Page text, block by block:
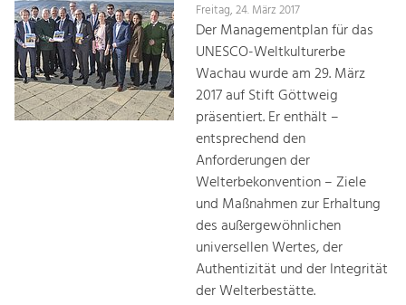
Freitag, 24. März 2017
Der Managementplan für das
UNESCO-Weltkulturerbe
Wachau wurde am 29. März
2017 auf Stift Göttweig
präsentiert. Er enthält –
entsprechend den
Anforderungen der
Welterbekonvention – Ziele
und Maßnahmen zur Erhaltung
des außergewöhnlichen
universellen Wertes, der
Authentizität und der Integrität
der Welterbestätte.